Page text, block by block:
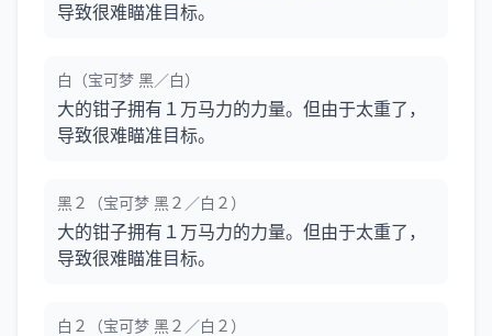
导致很难瞄准目标。
白（宝可梦 黑／白）
大的钳子拥有１万马力的力量。但由于太重了，
导致很难瞄准目标。
黑２（宝可梦 黑２／白２）
大的钳子拥有１万马力的力量。但由于太重了，
导致很难瞄准目标。
白２（宝可梦 黑２／白２）